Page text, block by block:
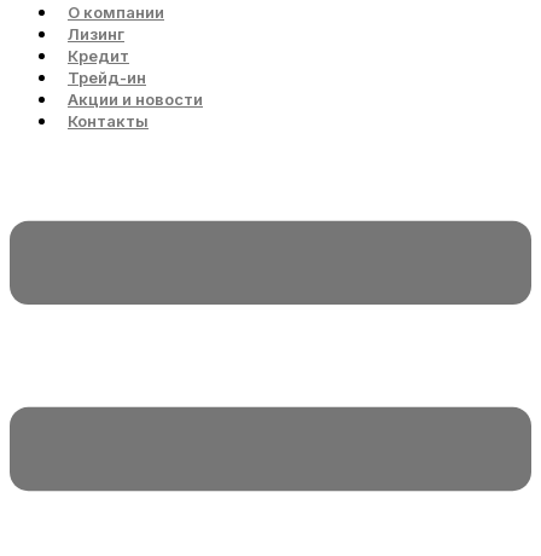
О компании
Лизинг
Кредит
Трейд-ин
Акции и новости
Контакты